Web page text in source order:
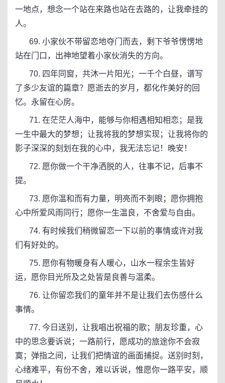
一地点，想念一个站在来路也站在去路的，让我牵挂的
人。
69. 小家伙不带留恋地夺门而去，剩下爷爷愣愣地
站在门口，出神地望着小家伙消失的方向。
70. 四年同窗，共沐一片阳光；一千个白昼，谱写
了多少友谊的篇章？愿逝去的岁月，都化作美好的回
忆。永留在心房。
71. 在茫茫人海中，能够与你相遇相知相恋；是我
一生中最大的梦想；让我将我的梦想实现；让我将你的
影子深深的刻划在我的心中，我无法忘记！晚安！
72. 愿你做一个干净洒脱的人，往事不记，后事不
提。
73. 愿你温和而有力量，明亮而不刺眼；愿你拥抱
心中所爱风雨同行；愿你一生温良，不舍爱与自由。
74. 有时候我们稍微留恋一下以前的事情或许对我
们有好处的。
75. 愿你有物暖身有人暖心，山水一程余生皆好
运，愿你目光所及之处皆是良善与温柔。
76. 让你留恋我们的童年并不是让我们去伤感什么
事情。
77. 今日送别，让我唱出祝福的歌；朋友珍重，心
中的思念要诉说；一路前行，愿成功的旅途你不会寂
寞；弹指之间，让我们把情谊的画面捕捉。送别时刻，
心绪难平，有份不舍，难以诉说，惟愿你一路平安，顺